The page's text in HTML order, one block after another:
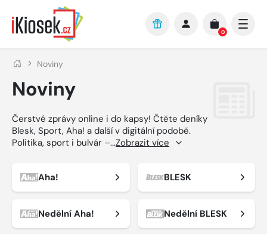
Přejít na hlavní obsah
0
Noviny
Noviny
Čerstvé zprávy online i do kapsy! Čtěte deníky
Blesk, Sport, Aha! a další v digitální podobě.
Politika, sport i bulvár –...Zobrazit více
Aha! BLESK
Nedělní Aha! Nedělní BLESK